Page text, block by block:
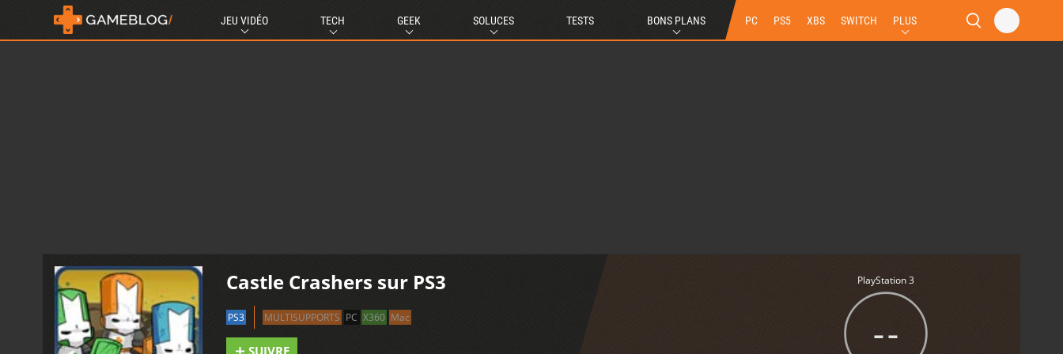
JEU VIDÉO TECH GEEK SOLUCES TESTS BONS PLANS PC PS5 XBS SWITCH PLUS
Castle Crashers sur PS3
PS3 MULTISUPPORTS PC X360 Mac
SUIVRE
PlayStation 3
--